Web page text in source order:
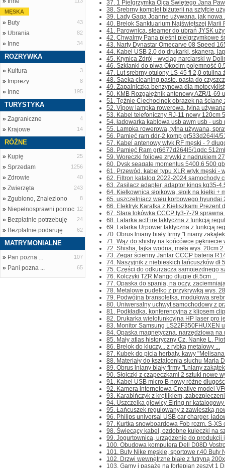
MĘSKA
» Buty 43
» Ubrania 82
» Inne 34
ROZRYWKA
» Kultura 3
» Imprezy 8
» Inne 195
TURYSTYKA
» Zagraniczne 4
» Krajowe 14
RÓŻNE
» Kupię 25
» Sprzedam 1256
» Zdrowie 40
» Zwierzęta 243
» Zgubiono, Znaleziono 8
» Niepełnosprawni pomoc 12
» Bezpłatnie potrzebuję 24
» Bezpłatnie podaruję 62
MATRYMONIALNE
» Pan pozna ... 107
» Pani pozna ... 65
37. 1 Pielgrzymka Ojca Świętego Jana
38. Srebrny komplet biżuterii na sztyfcie
39. Lady Gaga Joanne używana, jak nowa
40. Brelok Sanktuarium Najświętszej Marii
41. Parownica, steamer do ubrań JYSK
42. Chwalmy Pana pieśni pielgrzymkowe
43. Narty Dynastar Omecarve 08 Speed
44. Kabel USB 2.0 do drukarki, skanera,
45. Krynica Zdrój - wyciąg narciarski w
46. Szklanki do piwa Okocim pojemność
47. Lut srebrny otulony LS-45 fi 2,0 otulina
48. Saeka cleaning paste, pasta do
49. Zapalniczka benzynowa dla
50. KMB Rozgałęźnik antenowy AZR/1-69
51. Tężnie Ciechocinek obrazek na ścianę
52. Vipow lampka rowerowa, tylna
53. Kabel telefoniczny RJ-11 nowy 120cm
54. ładowarka kablowa usb awm usb -
55. Lampka rowerowa, tylna używana,
56. Pamięć ram ddr-2 komp gr533d264l4/
57. Kabel antenowy wtyk RF męski - ?
58. Pamięć Ram gr6677d264l5/1gdc
59. Woreczki foliowe zrywki z nadrukiem
60. Dysk seagate momentus 5400.6 500
61. Przewód, kabel typu XLR wtyk męski -
62. Filtron katalog 2022-2024 samochody
63. Zasilacz adapter, adaptor kings kg35-
64. Kiełkownica słoikowa, słoik na kiełki +
65. uszczelniacz wału korbowego hyundai
66. Elektryk Karafka z Kieliszkami Prezent
67. Stara lokówka CCCP ty3-7-79 sprawna
68. Latarka actFire taktyczna z funkcją
69. Latarka Urpower taktyczna z funkcją
70. Obrus lniany biały firmy "Lniany
71. Wąż do shishy na końcówce pękniecie
72. Shisha, fajka wodna, mała wys. 20cm 2
73. Zegar ścienny Jantar CCCP bateria
74. Naszyjnik z niebieskich łańcuszków dł
75. Części do odkurzacza samojezdnego
76. Kolczyki TZR Mango długie dł.5cm ...
77. Opaska do spania, na oczy,
78. Metalowe pudełko z przykrywką wys.
79. Podwójna bransoletka, modułowa
80. Uniwersalny uchwyt samochodowy z
81. Podkładka, konferencyjna z klipsem
82. Drukarka wielofunkcyjna HP laser pro
83. Monitor Samsung LS22F350FHUXEN
84. Opaska magnetyczna, narzędziowa na
85. Mały atlas historyczny Cz. Nanke L.
86. Brelok do kluczy... z rybką metalowy ...
87. Kubek do picia herbaty, kawy
88. Materiały do kształcenia słuchu Maria
89. Obrus lniany biały firmy "Lniany
90. Słoiczki z czapeczkami 2 sztuki nowe
91. Kabel USB micro B nowy różne
92. Kamera internetowa Creative model
93. Karabińczyk z krętlikiem,
94. Uszczelka głowicy Elring nr
95. Łańcuszek regulowany z zawieszką
96. Philips universal USB car charger,
97. Kurtka snowboardowa Fob rozm. S-XS
98. Świecący kabel, ozdobne kuleczki na
99. Jogurtownica, urządzenie do produkcji
100. Obudowa komputera Dell D08D
101. Buty Nike męskie, sportowe r.40 Buty
102. Drzwi wewnętrzne białe z futryną
103. Gamy i pasaże na fortepian zeszyt 1